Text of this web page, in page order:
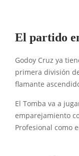
El partido
Godoy Cruz ya
primera división
flamante
El Tomba va a
emparejamiento
Profesional como